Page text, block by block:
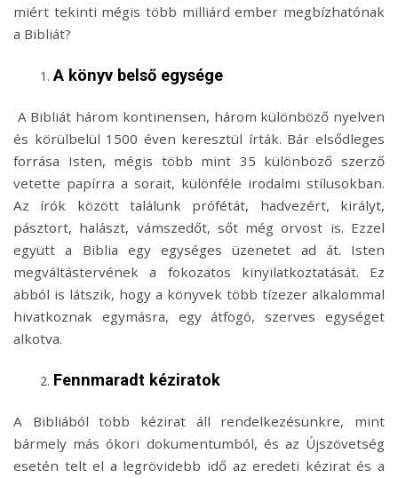
miért tekinti mégis több milliárd ember megbízhatónak
a Bibliát?
A könyv belső egysége
A Bibliát három kontinensen, három különböző nyelven
és körülbelül 1500 éven keresztül írták. Bár elsődleges
forrása Isten, mégis több mint 35 különböző szerző
vetette papírra a sorait, különféle irodalmi stílusokban.
Az írók között találunk prófétát, hadvezért, királyt,
pásztort, halászt, vámszedőt, sőt még orvost is. Ezzel
együtt a Biblia egy egységes üzenetet ad át. Isten
megváltástervének a fokozatos kinyilatkoztatását. Ez
abból is látszik, hogy a könyvek több tízezer alkalommal
hivatkoznak egymásra, egy átfogó, szerves egységet
alkotva.
Fennmaradt kéziratok
A Bibliából több kézirat áll rendelkezésünkre, mint
bármely más ókori dokumentumból, és az Újszövetség
esetén telt el a legrövidebb idő az eredeti kézirat és a